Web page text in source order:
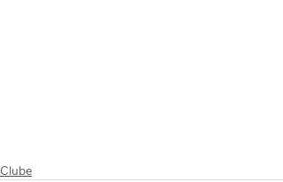
Clube